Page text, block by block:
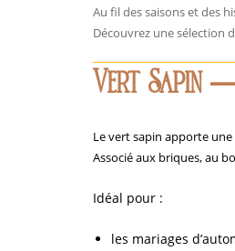
Au fil des saisons et des
Découvrez une sélection
Vert Sapin
Le vert sapin apporte
Associé aux briques, au
Idéal pour :
les mariages